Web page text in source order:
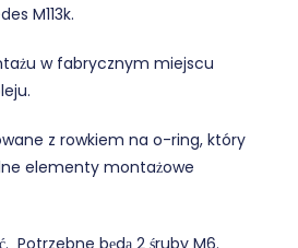
M113k.
w fabrycznym miejscu
z rowkiem na o-ring, który
elementy montażowe